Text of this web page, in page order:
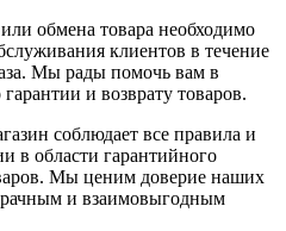
обмена товара необходимо
клиентов в течение
Мы рады помочь вам в
и возврату товаров.
соблюдает все правила и
в области гарантийного
Мы ценим доверие наших
и взаимовыгодным